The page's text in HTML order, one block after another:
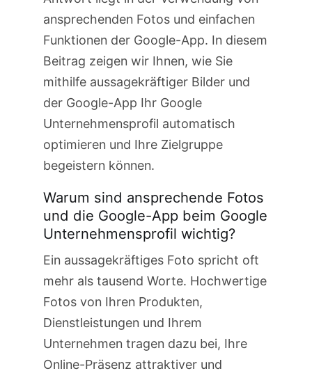
ansprechenden Fotos und einfachen
Funktionen der Google-App. In diesem
Beitrag zeigen wir Ihnen, wie Sie
mithilfe aussagekräftiger Bilder und
der Google-App Ihr Google
Unternehmensprofil automatisch
optimieren und Ihre Zielgruppe
begeistern können.
Warum sind ansprechende Fotos
und die Google-App beim Google
Unternehmensprofil wichtig?
Ein aussagekräftiges Foto spricht oft
mehr als tausend Worte. Hochwertige
Fotos von Ihren Produkten,
Dienstleistungen und Ihrem
Unternehmen tragen dazu bei, Ihre
Online-Präsenz attraktiver und